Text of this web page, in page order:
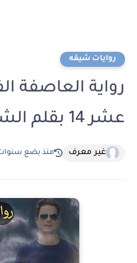
روايات شيقه
رواية العاصفة
عشر 14 بقلم الشيماء محمد
غير معرف منذ بضع